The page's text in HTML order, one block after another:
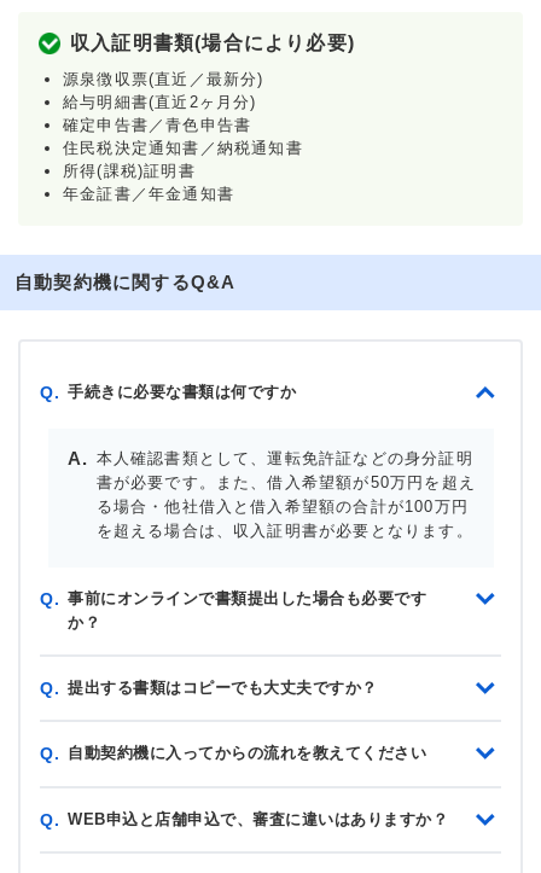
収入証明書類(場合により必要)
源泉徴収票(直近／最新分)
給与明細書(直近2ヶ月分)
確定申告書／青色申告書
住民税決定通知書／納税通知書
所得(課税)証明書
年金証書／年金通知書
自動契約機に関するQ&A
Q. 手続きに必要な書類は何ですか
本人確認書類として、運転免許証などの身分証明
書が必要です。また、借入希望額が50万円を超え
る場合・他社借入と借入希望額の合計が100万円
を超える場合は、収入証明書が必要となります。
Q. 事前にオンラインで書類提出した場合も必要です
か？
Q. 提出する書類はコピーでも大丈夫ですか？
Q. 自動契約機に入ってからの流れを教えてください
Q. WEB申込と店舗申込で、審査に違いはありますか？